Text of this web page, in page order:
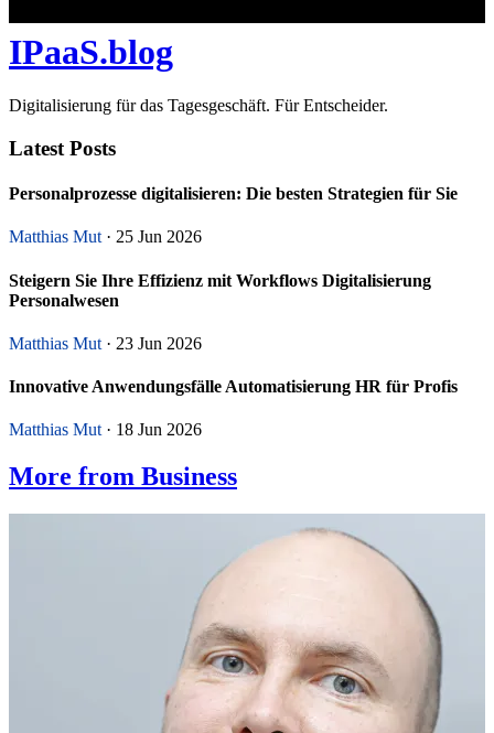
IPaaS.blog
Digitalisierung für das Tagesgeschäft. Für Entscheider.
Latest Posts
Personalprozesse digitalisieren: Die besten Strategien für Sie
Matthias Mut · 25 Jun 2026
Steigern Sie Ihre Effizienz mit Workflows Digitalisierung
Personalwesen
Matthias Mut · 23 Jun 2026
Innovative Anwendungsfälle Automatisierung HR für Profis
Matthias Mut · 18 Jun 2026
More from Business